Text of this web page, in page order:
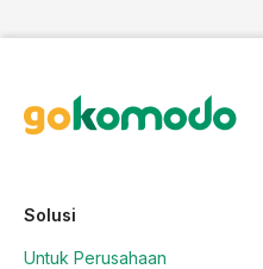
Solusi
Untuk Perusahaan